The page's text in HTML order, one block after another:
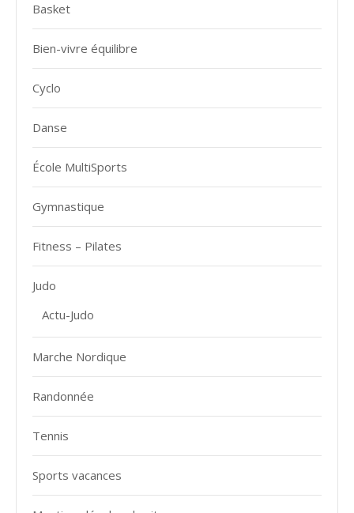
Basket
Bien-vivre équilibre
Cyclo
Danse
École MultiSports
Gymnastique
Fitness – Pilates
Judo
Actu-Judo
Marche Nordique
Randonnée
Tennis
Sports vacances